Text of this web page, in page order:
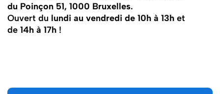
du Poinçon 51, 1000 Bruxelles.
Ouvert du lundi au vendredi de 10h à 13het
de 14h à 17h!